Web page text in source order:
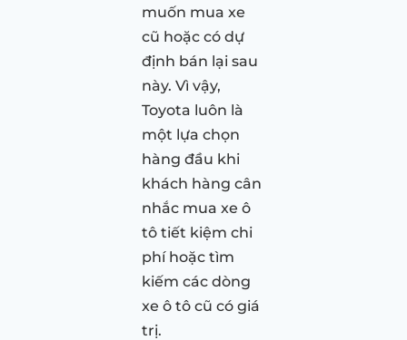
muốn mua xe
cũ hoặc có dự
định bán lại sau
này. Vì vậy,
Toyota luôn là
một lựa chọn
hàng đầu khi
khách hàng cân
nhắc mua xe ô
tô tiết kiệm chi
phí hoặc tìm
kiếm các dòng
xe ô tô cũ có giá
trị.